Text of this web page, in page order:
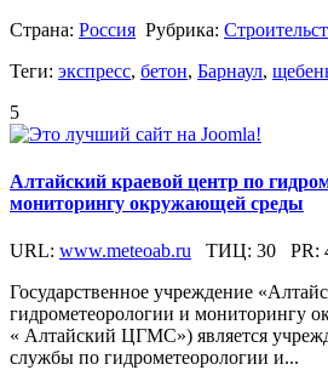
Страна: Россия Рубрика:
Теги: экспресс, бетон, Барнаул,
5
Алтайский краевой центр по
мониторингу окружающей среды
URL: www.meteoab.ru ТИЦ: 30 PR:
Государственное учреждение
гидрометеорологии и мониторингу
« Алтайский ЦГМС») является
службы по гидрометеорологии и...